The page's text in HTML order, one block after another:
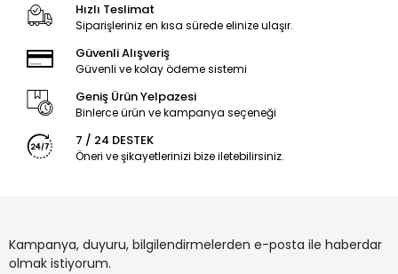
Hızlı Teslimat
Siparişleriniz en kısa sürede elinize ulaşır.
Güvenli Alışveriş
Güvenli ve kolay ödeme sistemi
Geniş Ürün Yelpazesi
Binlerce ürün ve kampanya seçeneği
7 / 24 DESTEK
Öneri ve şikayetlerinizi bize iletebilirsiniz.
Kampanya, duyuru, bilgilendirmelerden e-posta ile haberdar
olmak istiyorum.